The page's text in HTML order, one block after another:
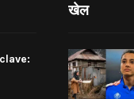
खेल